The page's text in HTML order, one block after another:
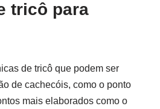
tricô para
de tricô que podem ser
de cachecóis, como o ponto
mais elaborados como o